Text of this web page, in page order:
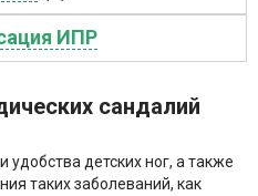
ИПР
сандалий
детских ног, а также
таких заболеваний, как